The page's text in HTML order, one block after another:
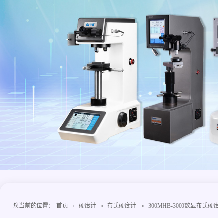
您当前的位置： 首页 » 硬度计 » 布氏硬度计 » 300MHB-3000数显布氏硬